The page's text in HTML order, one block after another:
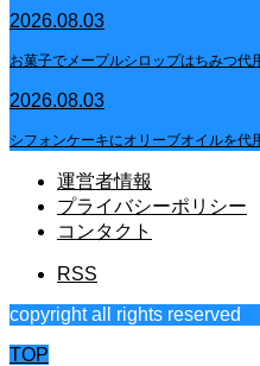
2026.08.03
お菓子でメープルシロップはちみつ
2026.08.03
シフォンケーキにオリーブオイルを代
運営者情報
プライバシーポリシー
コンタクト
RSS
copyright all rights reserved
TOP